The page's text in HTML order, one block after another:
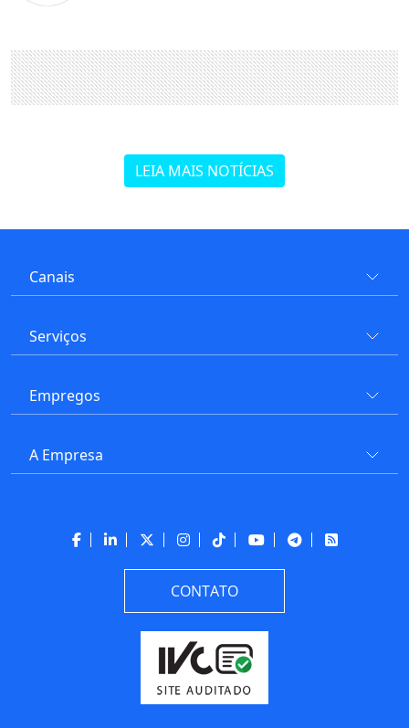
LEIA MAIS NOTÍCIAS
Canais
Serviços
Empregos
A Empresa
CONTATO